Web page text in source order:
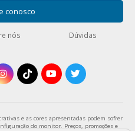
conosco
nós Dúvidas
e as cores apresentadas podem sofrer
do monitor. Preços, promoções e